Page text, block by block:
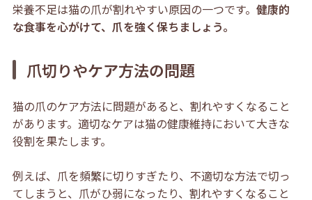
栄養不足は猫の爪が割れやすい原因の一つです。 健康的
な食事を心がけて、爪を強く保ちましょう。
爪切りやケア方法の問題
猫の爪のケア方法に問題があると、割れやすくなること
があります。適切なケアは猫の健康維持において大きな
役割を果たします。
例えば、爪を頻繁に切りすぎたり、不適切な方法で切っ
てしまうと、爪がひ弱になったり、割れやすくなること